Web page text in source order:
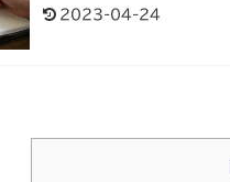
2023-04-24